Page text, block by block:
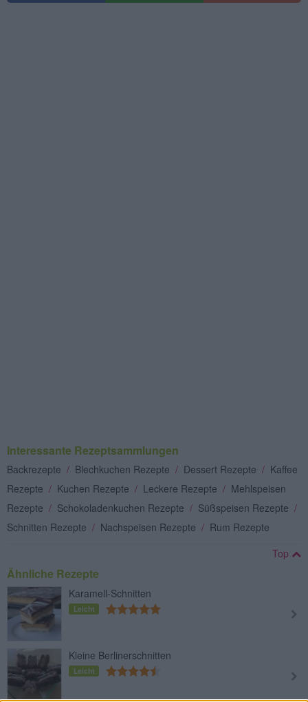
Interessante Rezeptsammlungen
Backrezepte / Blechkuchen Rezepte / Dessert Rezepte / Kaffee
Rezepte / Kuchen Rezepte / Leckere Rezepte / Mehlspeisen
Rezepte / Schokoladenkuchen Rezepte / Süßspeisen Rezepte /
Schnitten Rezepte / Nachspeisen Rezepte / Rum Rezepte
Top
Ähnliche Rezepte
Karamell-Schnitten
Leicht
Kleine Berlinerschnitten
Leicht